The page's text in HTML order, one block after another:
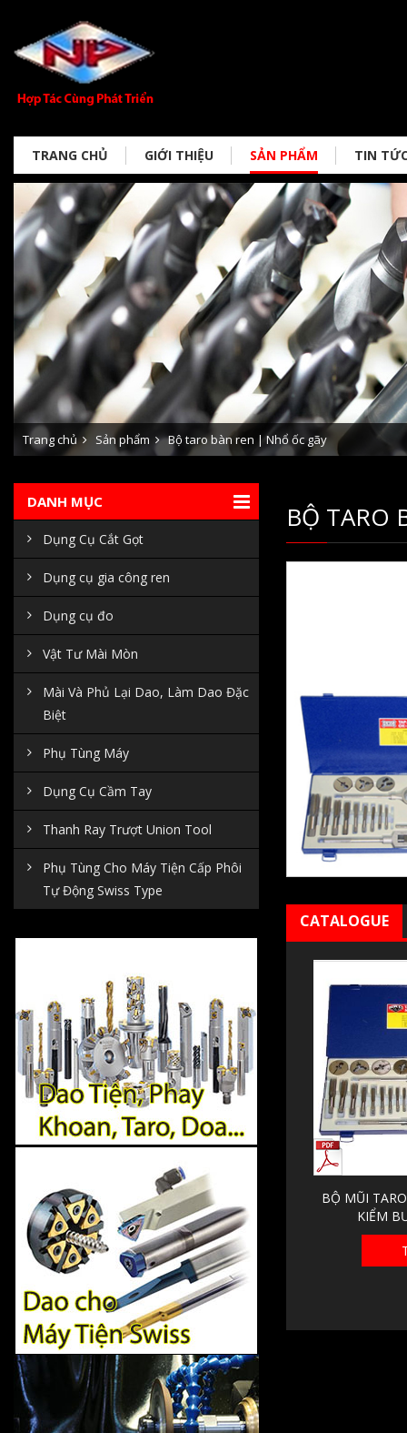
TRANG CHỦ GIỚI THIỆU SẢN PHẨM TIN
Trang chủ Sản phẩm Bộ taro bàn ren | Nhổ ốc gãy
DANH MỤC
Dụng Cụ Cắt Gọt
Dụng cụ gia công ren
Dụng cụ đo
Vật Tư Mài Mòn
Mài Và Phủ Lại Dao, Làm Dao Đặc
Biệt
Phụ Tùng Máy
Dụng Cụ Cầm Tay
Thanh Ray Trượt Union Tool
Phụ Tùng Cho Máy Tiện Cấp Phôi
Tự Động Swiss Type
BỘ TARO
CATALOGUE
BỘ MŨI
KIỂM